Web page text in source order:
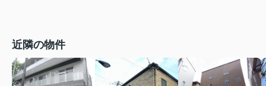
近隣の物件